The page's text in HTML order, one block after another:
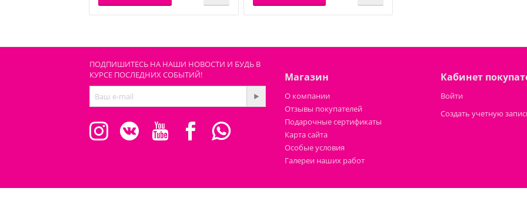
ПОДПИШИТЕСЬ НА НАШИ НОВОСТИ И БУДЬ В
КУРСЕ ПОСЛЕДНИХ СОБЫТИЙ!
Магазин
О компании
Отзывы покупателей
Подарочные сертификаты
Карта сайта
Особые условия
Галереи наших работ
Кабинет
Войти
Создать учетную